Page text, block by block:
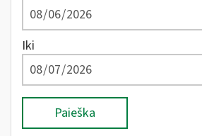
Iki
Paieška